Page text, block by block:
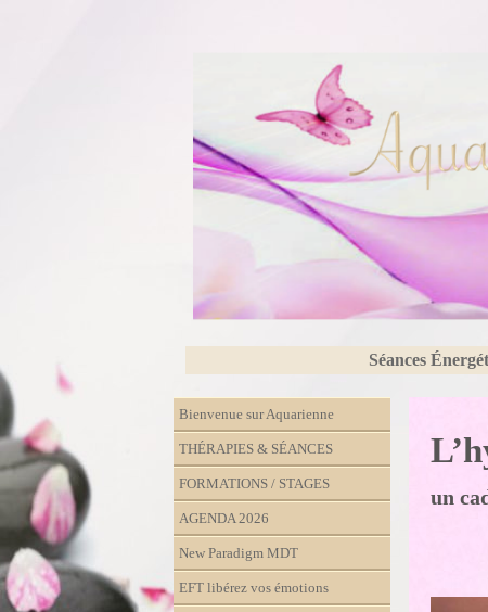
Séances
Bienvenue sur Aquarienne
THÉRAPIES & SÉANCES
FORMATIONS / STAGES
AGENDA 2026
New Paradigm MDT
EFT libérez vos émotions
un